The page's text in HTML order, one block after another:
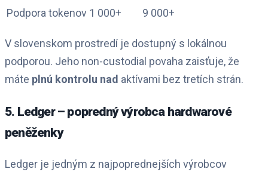
Podpora tokenov 1 000+ 9 000+
V slovenskom prostredí je dostupný s lokálnou
podporou. Jeho non-custodial povaha zaisťuje, že
máte plnú kontrolu nad aktívami bez tretích strán.
5. Ledger – popredný výrobca hardwarové
peněženky
Ledger je jedným z najpoprednejších výrobcov